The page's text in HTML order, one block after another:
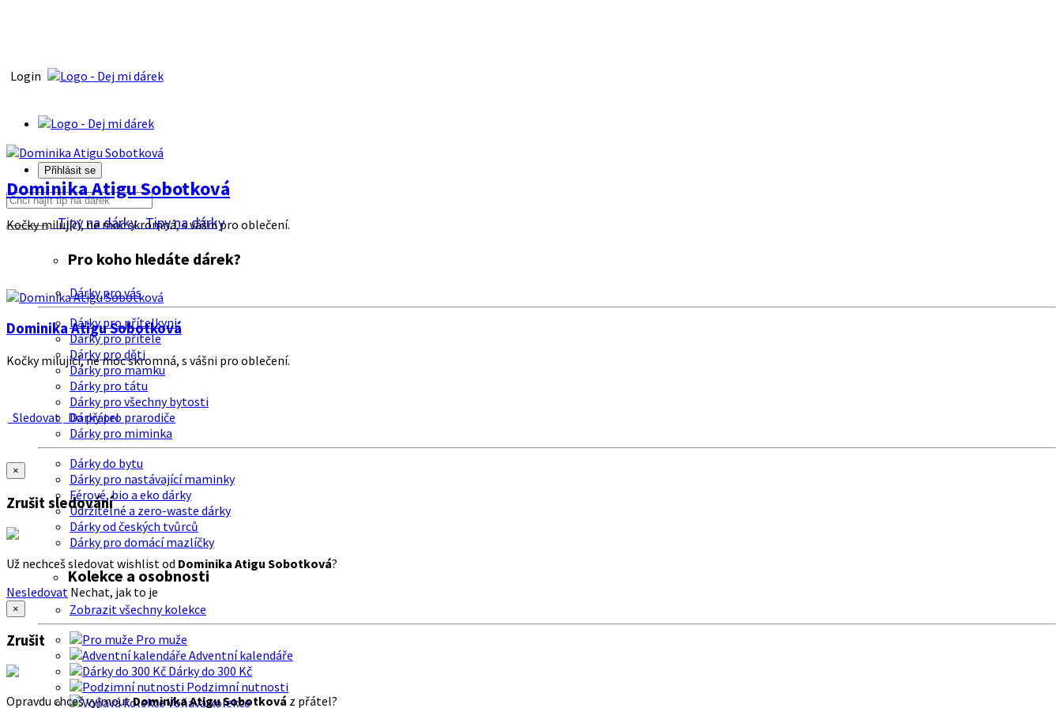
Login
Přihlásit se
Tipy na dárkyTipy na dárky
Pro koho hledáte dárek?
Dárky pro vás
Dárky pro přítelkyni
Dárky pro přítele
Dárky pro děti
Dárky pro mamku
Dárky pro tátu
Dárky pro všechny bytosti
Dárky pro prarodiče
Dárky pro miminka
Dárky do bytu
Dárky pro nastávající maminky
Férové, bio a eko dárky
Udržitelné a zero-waste dárky
Dárky od českých tvůrců
Dárky pro domácí mazlíčky
Kolekce a osobnosti
Zobrazit všechny kolekce
Pro muže
Adventní kalendáře
Dárky do 300 Kč
Podzimní nutnosti
Voňavá kolekce
Dominika Atigu Sobotková
Kočky milující, ne moc skromná, s vášni pro oblečení.
Dominika Atigu Sobotková
Kočky milující, ne moc skromná, s vášni pro oblečení.
Sledovat Do přátel
×
Zrušit sledování
Už nechceš sledovat wishlist od Dominika Atigu Sobotková?
Nesledovat Nechat, jak to je
×
Zrušit
Opravdu chceš vyjmoutDominika Atigu Sobotková z přátel?